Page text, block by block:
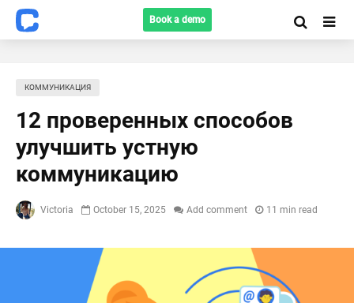
Book a demo
КОММУНИКАЦИЯ
12 проверенных способов
улучшить устную
коммуникацию
Victoria October 15, 2025 Add comment 11 min read